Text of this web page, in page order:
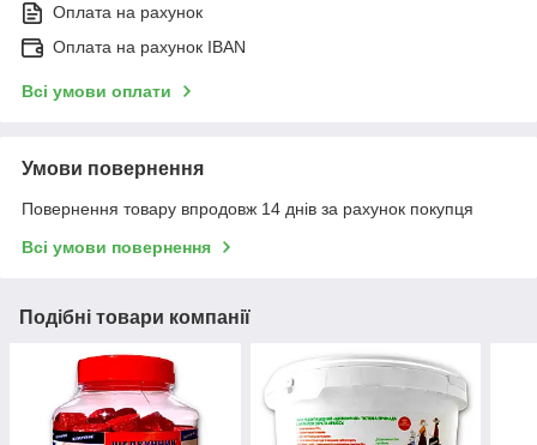
Оплата на рахунок
Оплата на рахунок IBAN
Всі умови оплати
Умови повернення
Повернення товару впродовж 14 днів за рахунок покупця
Всі умови повернення
Подібні товари компанії